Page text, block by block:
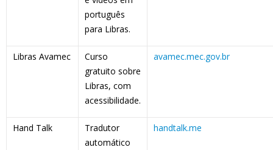
português
para Libras.
Libras Avamec
Curso
gratuito sobre
Libras, com
acessibilidade.
avamec.mec.gov.br
Hand Talk
Tradutor
automático
handtalk.me